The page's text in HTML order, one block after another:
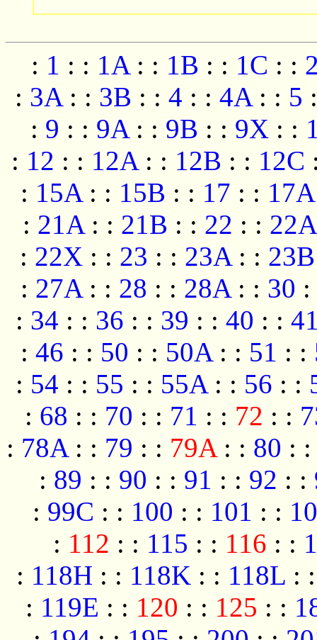
: 1 : : 1A : : 1B : : 1C : :
: 3A : : 3B : : 4 : : 4A : : 5 :
: 9 : : 9A : : 9B : : 9X : :
: 12 : : 12A : : 12B : : 12C
: 15A : : 15B : : 17 : : 17A
: 21A : : 21B : : 22 : : 22A
: 22X : : 23 : : 23A : : 23B
: 27A : : 28 : : 28A : : 30 :
: 34 : : 36 : : 39 : : 40 : :
: 46 : : 50 : : 50A : : 51 : :
: 54 : : 55 : : 55A : : 56 : :
: 68 : : 70 : : 71 : : 72 : :
: 78A : : 79 : : 79A : : 80 :
: 89 : : 90 : : 91 : : 92 : :
: 99C : : 100 : : 101 : :
: 112 : : 115 : : 116 : :
: 118H : : 118K : : 118L :
: 119E : : 120 : : 125 : :